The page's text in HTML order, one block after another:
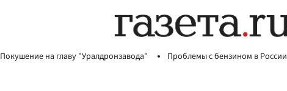
Покушение на главу "Уралдронзавода" Проблемы с бензином в России